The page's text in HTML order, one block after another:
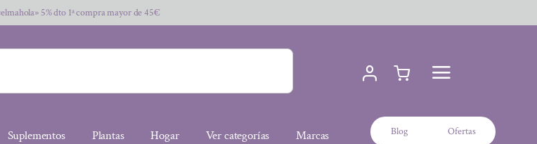
5% dto 1ª compra mayor de 45€
Suplementos Plantas Hogar Ver categorías Marcas Blog Ofertas